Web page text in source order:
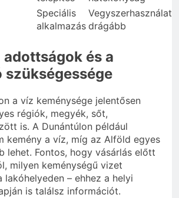
Speciális
alkalmazás
Vegyszerhasználat,
drágább
és a
a víz keménysége jelentősen
régiók, megyék, sőt,
is. A Dunántúlon például
kemény a víz, míg az Alföld egyes
lehet. Fontos, hogy vásárlás előtt
milyen keménységű vizet
lakóhelyeden – ehhez a helyi
is találsz információt.